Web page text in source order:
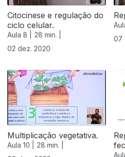
Citocinese e regulação do
ciclo celular.
Aula 8 |
28 min. |
02 dez. 2020
07
Multiplicação vegetativa.
Aula 10 |
28 min. |
511869